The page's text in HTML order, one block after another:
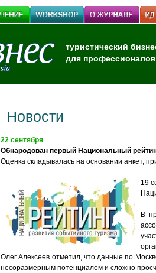
туристический
для профессионалов
Новости
22 сентября
Обнародован первый Национальный
Оценка складывалась на основании анкет,
19
В
Олег Алексеев отметил, что данные по
несоразмерным потенциалом и сложно